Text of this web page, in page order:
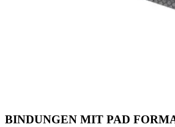
BINDUNGEN MIT PAD